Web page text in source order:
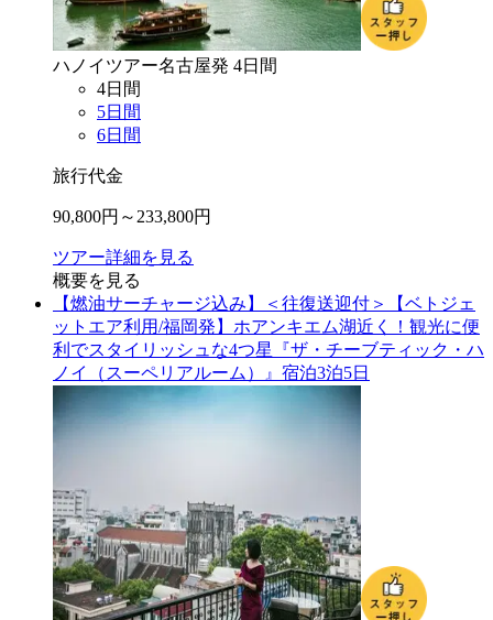
ハノイ ツアー名古屋発 4日間
4日間
5日間
6日間
旅行代金
90,800円～ 233,800円
ツアー詳細を見る
概要を見る
【燃油サーチャージ込み】＜往復送迎付＞【ベトジェ
ットエア利用/福岡発】ホアンキエム湖近く！観光に便
利でスタイリッシュな4つ星『ザ・チーブティック・ハ
ノイ（スーペリアルーム）』宿泊3泊5日